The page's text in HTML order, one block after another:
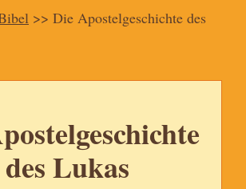
des Lukas
>> Die Apostelgeschichte des